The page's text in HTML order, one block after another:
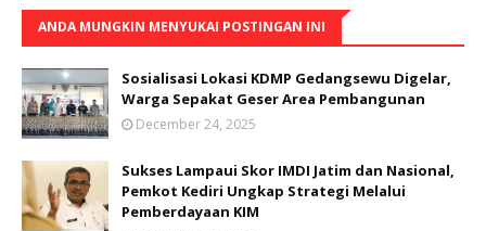
ANDA MUNGKIN MENYUKAI POSTINGAN INI
Sosialisasi Lokasi KDMP Gedangsewu Digelar,
Warga Sepakat Geser Area Pembangunan
December 24, 2025
Sukses Lampaui Skor IMDI Jatim dan Nasional,
Pemkot Kediri Ungkap Strategi Melalui
Pemberdayaan KIM